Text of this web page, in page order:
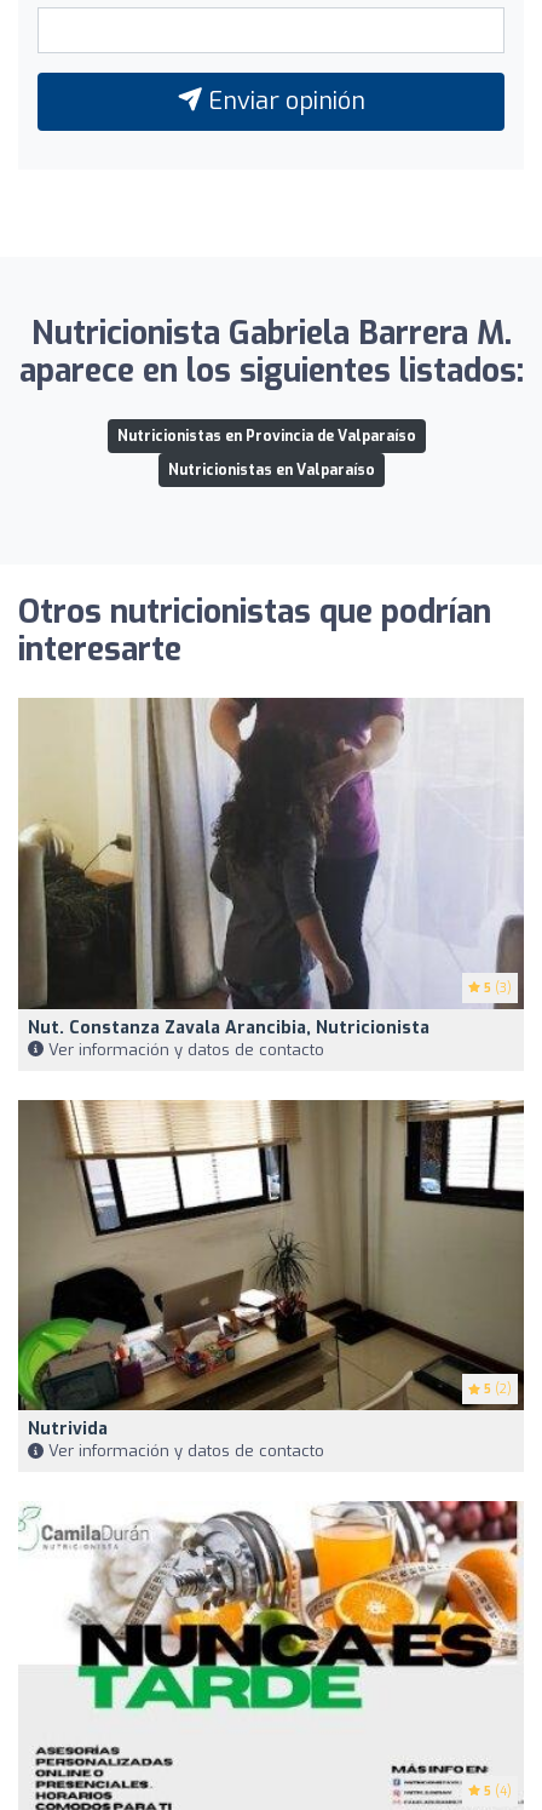
Enviar opinión
Nutricionista Gabriela Barrera M.
aparece en los siguientes listados:
Nutricionistas en Provincia de Valparaíso
Nutricionistas en Valparaíso
Otros nutricionistas que podrían
interesarte
5 (3)
Nut. Constanza Zavala Arancibia, Nutricionista
Ver información y datos de contacto
5 (2)
Nutrivida
Ver información y datos de contacto
5 (4)